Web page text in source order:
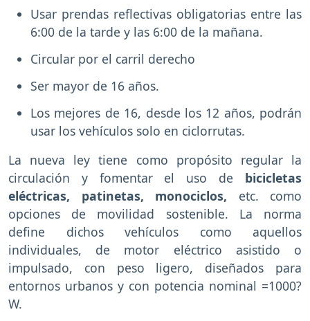
Usar prendas reflectivas obligatorias entre las
6:00 de la tarde y las 6:00 de la mañana.
Circular por el carril derecho
Ser mayor de 16 años.
Los mejores de 16, desde los 12 años, podrán
usar los vehículos solo en ciclorrutas.
La nueva ley tiene como propósito regular la
circulación y fomentar el uso de bicicletas
eléctricas, patinetas, monociclos, etc. como
opciones de movilidad sostenible. La norma
define dichos vehículos como aquellos
individuales, de motor eléctrico asistido o
impulsado, con peso ligero, diseñados para
entornos urbanos y con potencia nominal =1000?
W.